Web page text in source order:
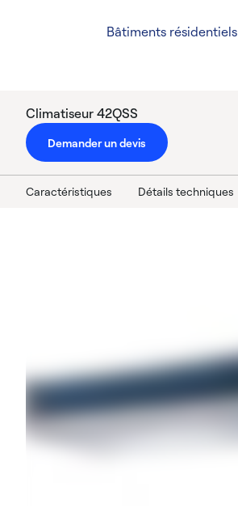
Bâtiments résidentiels
Climatiseur 42QSS
Demander un devis
Caractéristiques Détails techniques